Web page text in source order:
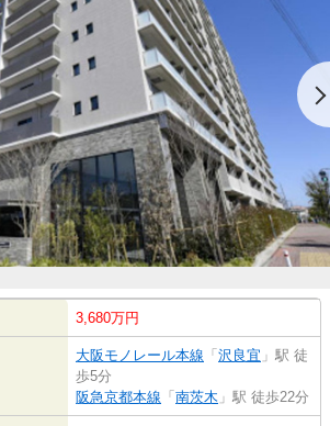
3,680万円
大阪モノレール本線 「 沢良宜 」駅 徒
歩5分
阪急京都本線 「 南茨木 」駅 徒歩22分